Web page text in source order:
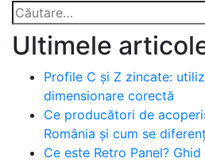
Caută
după:
Ultimele
Profile C și Z zincate:
dimensionare corectă
Ce producători de
România și cum se
Ce este Retro Panel?